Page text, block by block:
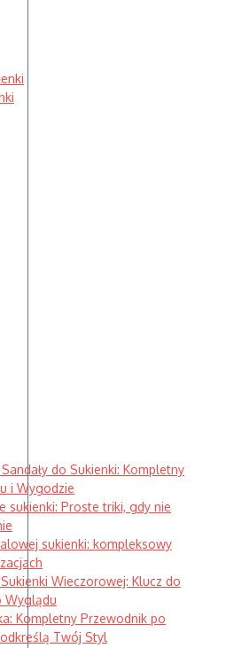
do Sukienki: Kompletny
i Wygodzie
sukienki: Proste triki, gdy nie
sukienki: kompleksowy
Wieczorowej: Klucz do
Wyglądu
Kompletny Przewodnik po
Twój Styl